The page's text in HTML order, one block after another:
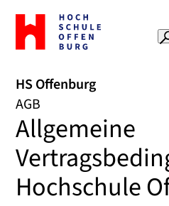
Zur
Startseite
Hochschule
HS Offenburg
AGB
Allgemeine
Hochschule